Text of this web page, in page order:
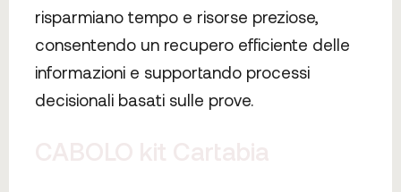
risparmiano tempo e risorse preziose,
consentendo un recupero efficiente delle
informazioni e supportando processi
decisionali basati sulle prove.